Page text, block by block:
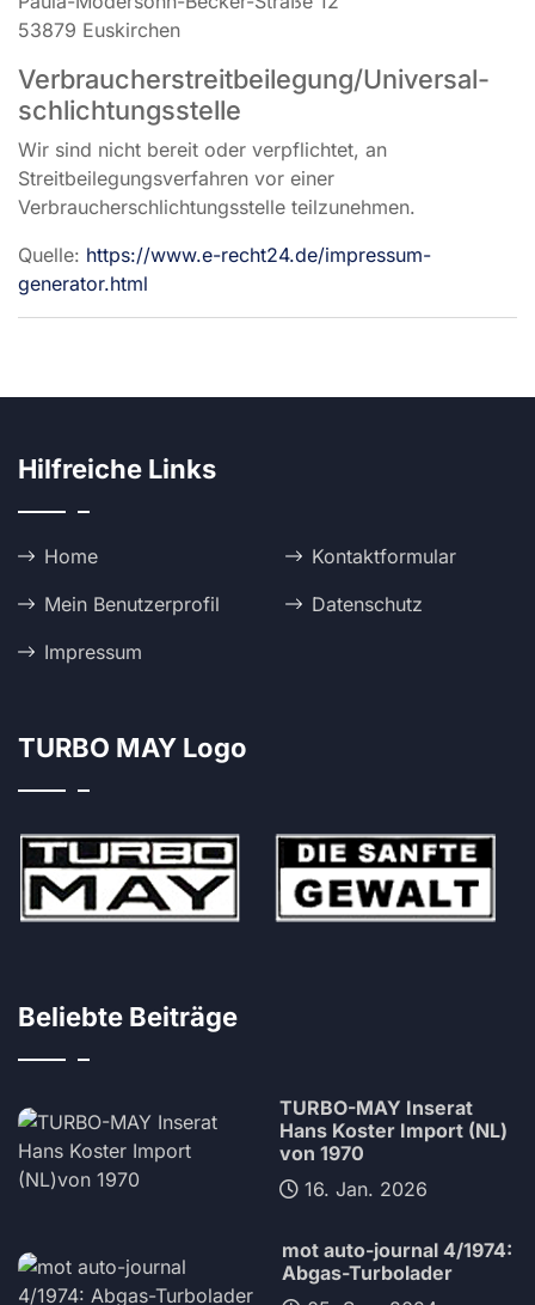
53879 Euskirchen
Verbraucher­streit­beilegung/Universal­
schlichtungs­stelle
Wir sind nicht bereit oder verpflichtet, an
Streitbeilegungsverfahren vor einer
Verbraucherschlichtungsstelle teilzunehmen.
Quelle: https://www.e-recht24.de/impressum-
generator.html
Hilfreiche Links
Home
Kontaktformular
Mein Benutzerprofil
Datenschutz
Impressum
TURBO MAY Logo
Beliebte Beiträge
TURBO-MAY Inserat
Hans Koster Import (NL)
von 1970
16. Jan. 2026
mot auto-journal 4/1974:
Abgas-Turbolader